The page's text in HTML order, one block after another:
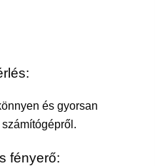
és gyorsan
fényerő: